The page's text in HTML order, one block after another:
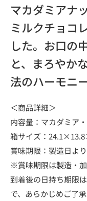
マカダミアナ
ミルクチョコ
した。お口の
と、まろやか
法のハーモニー
＜商品詳細＞
内容量：マカダミア
箱サイズ：
賞味期限：製造日よ
※賞味期限は製造・
到着後の日持ち期限
で、あらかじめご了承